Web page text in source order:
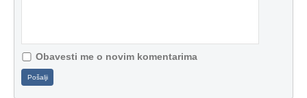
Obavesti me o novim komentarima
Pošalji